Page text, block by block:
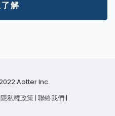
解
Aotter Inc.
私權政策 | 聯絡我們 |